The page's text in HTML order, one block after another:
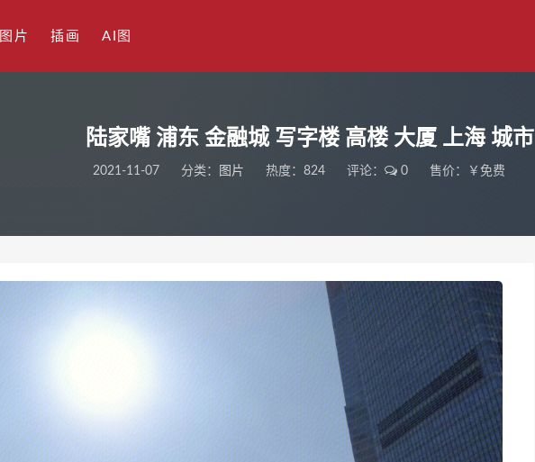
图片 插画 AI图
陆家嘴 浦东 金融城 写字楼 高楼 大厦 上海 城市
2021-11-07 分类： 图片 热度：824 评论： 0 售价：￥免费